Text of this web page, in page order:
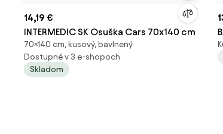
14,19 €
INTERMEDIC SK Osuška Cars 70x140 cm
70×140 cm, kusový, bavlnený
Dostupné v 3 e-shopoch
Skladom